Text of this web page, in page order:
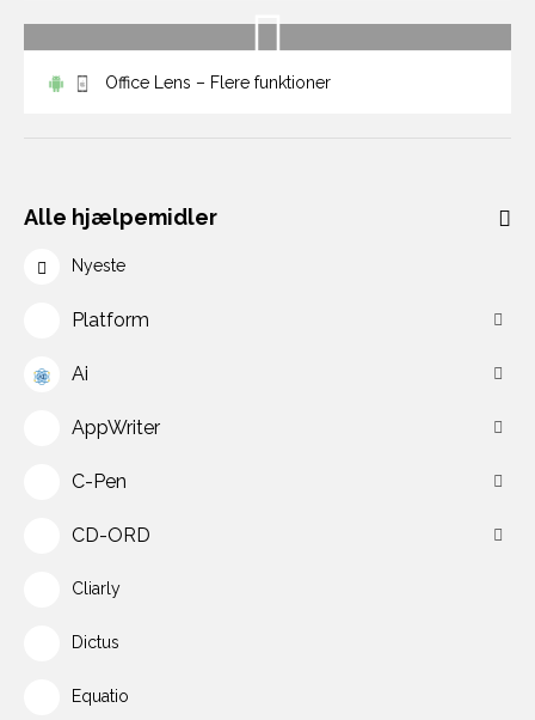
Office Lens – Flere funktioner
Alle hjælpemidler
Nyeste
Platform
Ai
AppWriter
C-Pen
CD-ORD
Cliarly
Dictus
Equatio